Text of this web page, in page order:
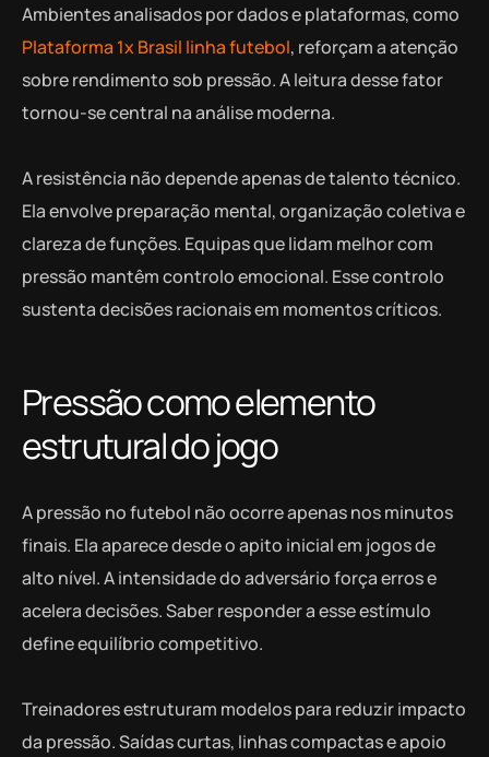
Ambientes analisados por dados e plataformas, como
Plataforma 1x Brasil linha futebol, reforçam a atenção
sobre rendimento sob pressão. A leitura desse fator
tornou-se central na análise moderna.
A resistência não depende apenas de talento técnico.
Ela envolve preparação mental, organização coletiva e
clareza de funções. Equipas que lidam melhor com
pressão mantêm controlo emocional. Esse controlo
sustenta decisões racionais em momentos críticos.
Pressão como elemento
estrutural do jogo
A pressão no futebol não ocorre apenas nos minutos
finais. Ela aparece desde o apito inicial em jogos de
alto nível. A intensidade do adversário força erros e
acelera decisões. Saber responder a esse estímulo
define equilíbrio competitivo.
Treinadores estruturam modelos para reduzir impacto
da pressão. Saídas curtas, linhas compactas e apoio